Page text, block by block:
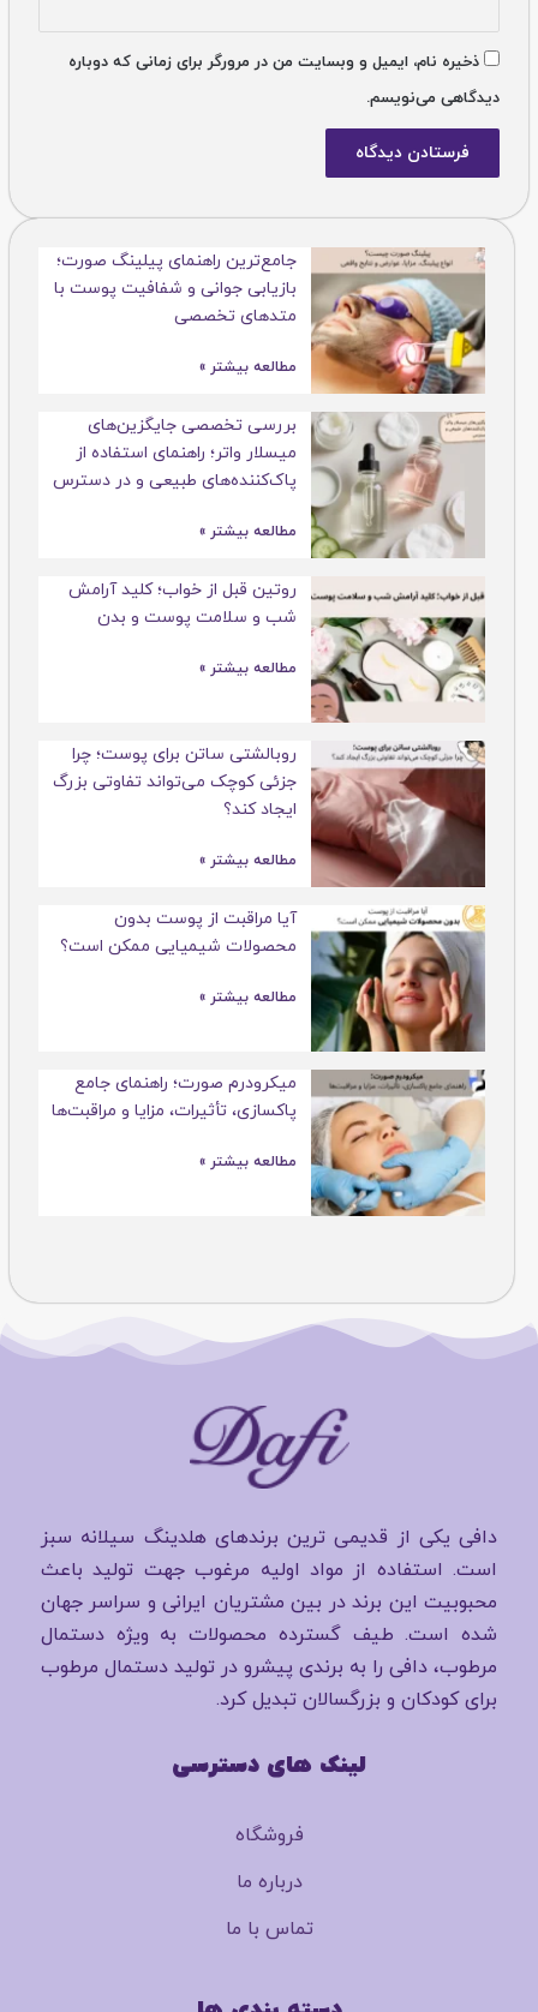
ذخیره نام، ایمیل و وبسایت من در مرورگر برای زمانی که دوباره
دیدگاهی می‌نویسم.
جامع‌ترین راهنمای پیلینگ صورت؛
بازیابی جوانی و شفافیت پوست با
متدهای تخصصی
مطالعه بیشتر »
بررسی تخصصی جایگزین‌های
میسلار واتر؛ راهنمای استفاده از
پاک‌کننده‌های طبیعی و در دسترس
مطالعه بیشتر »
روتین قبل از خواب؛ کلید آرامش
شب و سلامت پوست و بدن
مطالعه بیشتر »
روبالشتی ساتن برای پوست؛ چرا
جزئی کوچک می‌تواند تفاوتی بزرگ
ایجاد کند؟
مطالعه بیشتر »
آیا مراقبت از پوست بدون
محصولات شیمیایی ممکن است؟
مطالعه بیشتر »
میکرودرم صورت؛ راهنمای جامع
پاکسازی، تأثیرات، مزایا و مراقبت‌ها
مطالعه بیشتر »
دافی یکی از قدیمی ترین برندهای هلدینگ سیلانه سبز
است. استفاده از مواد اولیه مرغوب جهت تولید باعث
محبوبیت این برند در بین مشتریان ایرانی و سراسر جهان
شده است. طیف گسترده محصولات به ویژه دستمال
مرطوب، دافی را به برندی پیشرو در تولید دستمال مرطوب
برای کودکان و بزرگسالان تبدیل کرد.
لینک های دسترسی
فروشگاه
درباره ما
تماس با ما